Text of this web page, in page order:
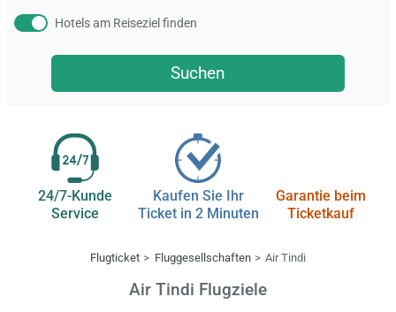
Hotels am Reiseziel finden
Suchen
24/7-Kunde
Service
Kaufen Sie Ihr
Ticket in 2 Minuten
Garantie beim
Ticketkauf
Flugticket Fluggesellschaften Air Tindi
Air Tindi Flugziele